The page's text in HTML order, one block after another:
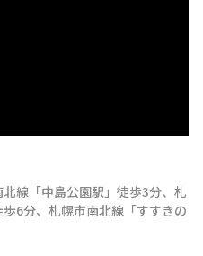
北線 「中島公園駅 」 徒歩3分、 札
歩6分、 札幌市南北線 「すすきの